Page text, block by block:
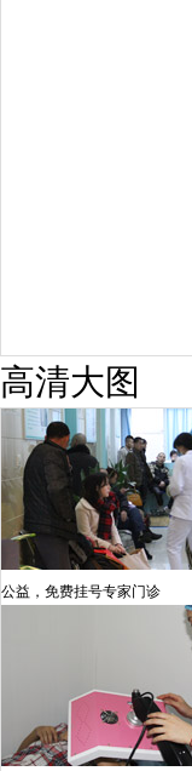
高清大图
公益，免费挂号专家门诊